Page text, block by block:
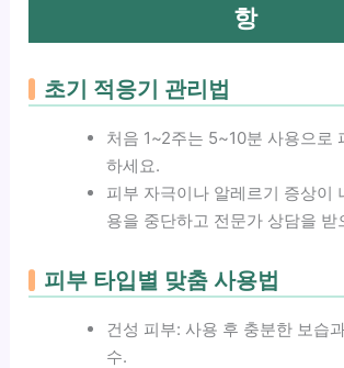
항
초기 적응기 관리법
처음 1~2주는 5~10분 사용으로
하세요.
피부 자극이나 알레르기 증상이
용을 중단하고 전문가 상담을 받
피부 타입별 맞춤 사용법
건성 피부: 사용 후 충분한 보습
수.